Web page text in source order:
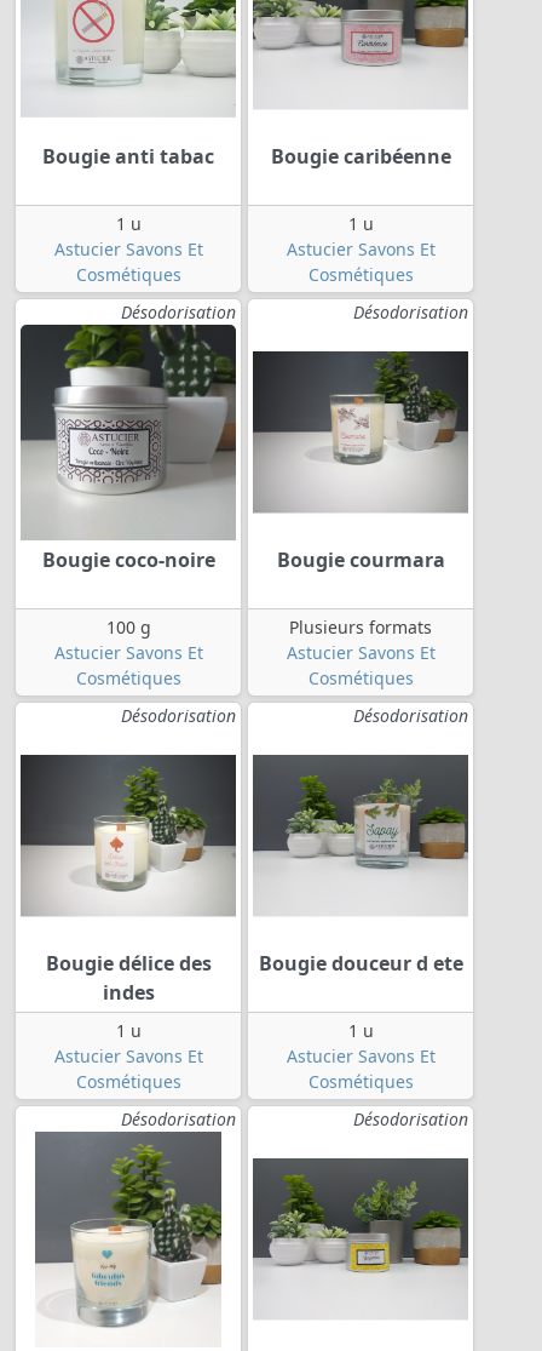
Bougie anti tabac
1 u
Astucier Savons Et
Cosmétiques
Bougie caribéenne
1 u
Astucier Savons Et
Cosmétiques
Désodorisation
Bougie coco-noire
100 g
Astucier Savons Et
Cosmétiques
Désodorisation
Bougie courmara
Plusieurs formats
Astucier Savons Et
Cosmétiques
Désodorisation
Bougie délice des
indes
1 u
Astucier Savons Et
Cosmétiques
Désodorisation
Bougie douceur d ete
1 u
Astucier Savons Et
Cosmétiques
Désodorisation
Désodorisation